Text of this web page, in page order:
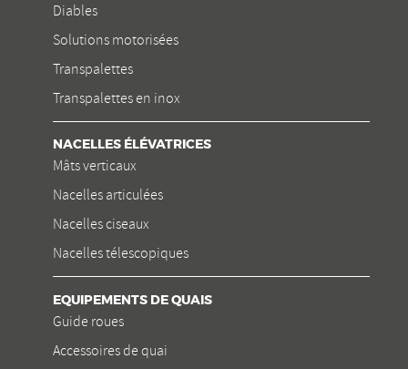
Diables
Solutions motorisées
Transpalettes
Transpalettes en inox
NACELLES ÉLÉVATRICES
Mâts verticaux
Nacelles articulées
Nacelles ciseaux
Nacelles télescopiques
EQUIPEMENTS DE QUAIS
Guide roues
Accessoires de quai